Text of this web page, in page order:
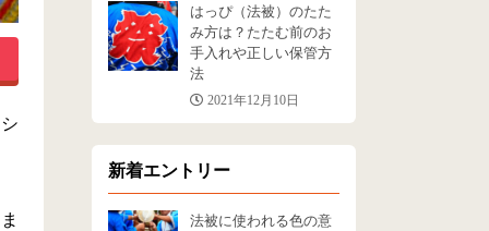
はっぴ（法被）のたた
み方は？たたむ前のお
手入れや正しい保管方
法
2021年12月10日
新着エントリー
法被に使われる色の意